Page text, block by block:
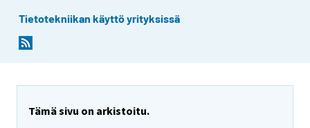
Tietotekniikan käyttö yrityksissä
Tämä sivu on arkistoitu.